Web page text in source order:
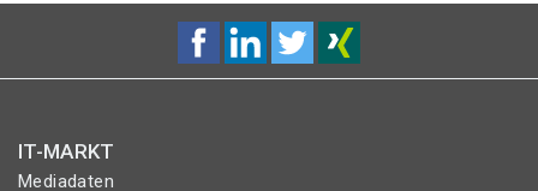
IT-MARKT
Mediadaten